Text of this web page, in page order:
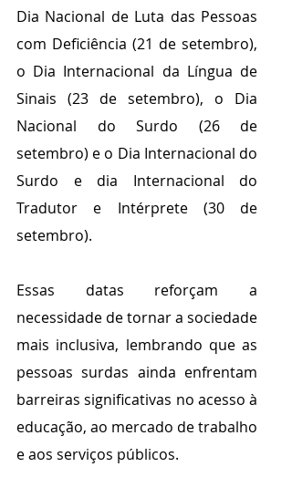
Dia Nacional de Luta das Pessoas
com Deficiência (21 de setembro),
o Dia Internacional da Língua de
Sinais (23 de setembro), o Dia
Nacional do Surdo (26 de
setembro) e o Dia Internacional do
Surdo e dia Internacional do
Tradutor e Intérprete (30 de
setembro).
Essas datas reforçam a
necessidade de tornar a sociedade
mais inclusiva, lembrando que as
pessoas surdas ainda enfrentam
barreiras significativas no acesso à
educação, ao mercado de trabalho
e aos serviços públicos.